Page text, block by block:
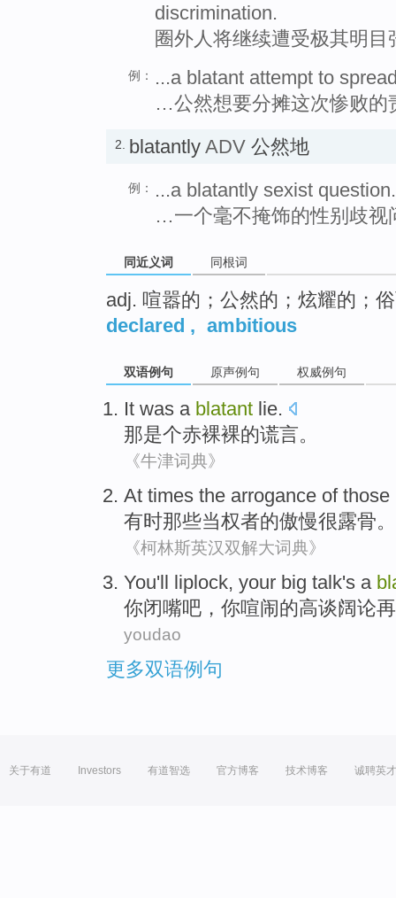
discrimination.
圈外人将继续遭受极其明目
例：
...a blatant attempt to
…公然想要分摊这次惨败的
2. blatantly ADV 公然地
例：
...a blatantly sexist question.
…一个毫不掩饰的性别歧视
同近义词 同根词
adj. 喧嚣的；公然的；炫耀的；
declared , ambitious
双语例句 原声例句 权威例句
It was a blatant lie.
那是个赤裸裸的谎言。
《牛津词典》
At times the arrogance of those
有时那些当权者的傲慢很露骨。
《柯林斯英汉双解大词典》
You'll liplock, your big talk's a
你闭嘴吧， 你喧闹的高谈阔论
youdao
更多双语例句
关于有道 Investors 有道智选 官方博客 技术博客 诚聘英才